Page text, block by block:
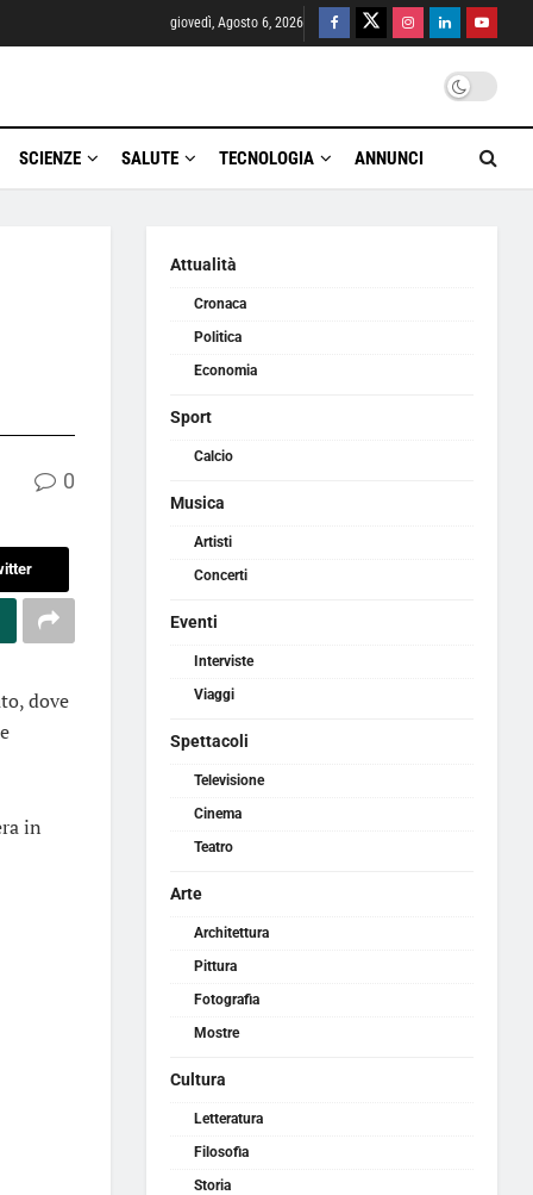
giovedì, Agosto 6, 2026
SCIENZE SALUTE TECNOLOGIA ANNUNCI
0
dove
in
Attualità
Cronaca
Politica
Economia
Sport
Calcio
Musica
Artisti
Concerti
Eventi
Interviste
Viaggi
Spettacoli
Televisione
Cinema
Teatro
Arte
Architettura
Pittura
Fotografia
Mostre
Cultura
Letteratura
Filosofia
Storia